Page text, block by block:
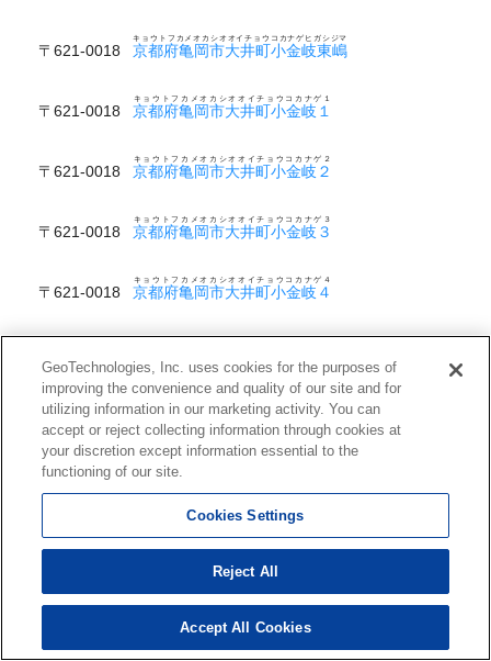
〒621-0018 京都府亀岡市大井町小金岐東嶋
キョウトフカメオカシオオイチョウコカナゲヒガシジマ
〒621-0018 京都府亀岡市大井町小金岐１
キョウトフカメオカシオオイチョウコカナゲ１
〒621-0018 京都府亀岡市大井町小金岐２
キョウトフカメオカシオオイチョウコカナゲ２
〒621-0018 京都府亀岡市大井町小金岐３
キョウトフカメオカシオオイチョウコカナゲ３
〒621-0018 京都府亀岡市大井町小金岐４
キョウトフカメオカシオオイチョウコカナゲ４
キョウトフカメオカシオオイチョウツチダオオシマ
〒621-0011 京都府亀岡市大井町土田北嶋
〒621-0011 京都府亀岡市大井町土田北谷
キョウトフカメオカシオオイチョウツチダキタダニ
〒621-0011 京都府亀岡市大井町土田中谷
キョウトフカメオカシオオイチョウツチダナカダニ
〒621-0011 京都府亀岡市大井町土田南谷
キョウトフカメオカシオオイチョウツチダミナミダニ
〒621-0011 京都府亀岡市大井町土田１
GeoTechnologies, Inc. uses cookies for the purposes of
improving the convenience and quality of our site and for
utilizing information in our marketing activity. You can
accept or reject collecting information through cookies at
your discretion except information essential to the
functioning of our site.
Cookies Settings
Reject All
Accept All Cookies